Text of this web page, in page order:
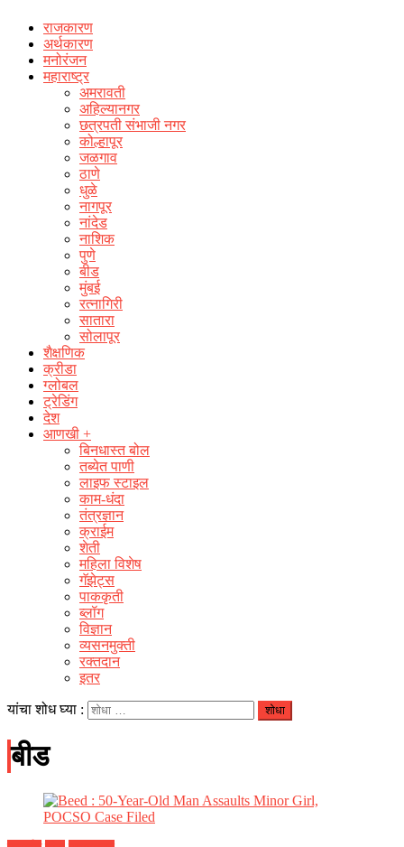
राजकारण
अर्थकारण
मनोरंजन
महाराष्ट्र
अमरावती
अहिल्यानगर
छत्रपती संभाजी नगर
कोल्हापूर
जळगाव
ठाणे
धुळे
नागपूर
नांदेड
नाशिक
पुणे
बीड
मुंबई
रत्नागिरी
सातारा
सोलापूर
शैक्षणिक
क्रीडा
ग्लोबल
ट्रेडिंग
देश
आणखी +
बिनधास्त बोल
तब्येत पाणी
लाइफ स्टाइल
काम-धंदा
तंत्रज्ञान
क्राईम
शेती
महिला विशेष
गॅझेट्स
पाककृती
ब्लॉग
विज्ञान
व्यसनमुक्ती
रक्‍तदान
इतर
यांचा शोध घ्या :
बीड